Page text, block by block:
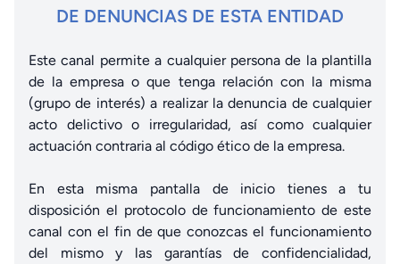
DE DENUNCIAS DE ESTA ENTIDAD
Este canal permite a cualquier persona de la plantilla
de la empresa o que tenga relación con la misma
(grupo de interés) a realizar la denuncia de cualquier
acto delictivo o irregularidad, así como cualquier
actuación contraria al código ético de la empresa.
En esta misma pantalla de inicio tienes a tu
disposición el protocolo de funcionamiento de este
canal con el fin de que conozcas el funcionamiento
del mismo y las garantías de confidencialidad,